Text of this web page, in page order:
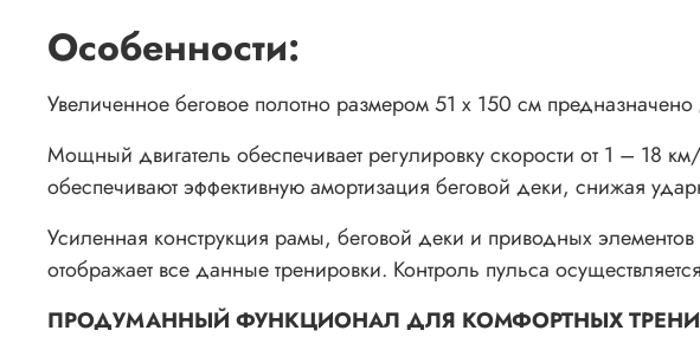
Особенности:
Увеличенное беговое полотно размером 51 х 150 см
Мощный двигатель обеспечивает регулировку скорости от 1 – 18
обеспечивают эффективную амортизация беговой деки, снижая
Усиленная конструкция рамы, беговой деки и приводных
отображает все данные тренировки. Контроль пульса
ПРОДУМАННЫЙ ФУНКЦИОНАЛ ДЛЯ КОМФОРТНЫХ